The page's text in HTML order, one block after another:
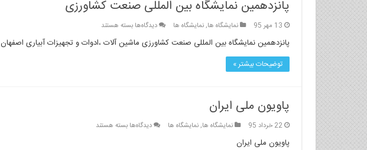
بین
صنعت
سیمان
و
پانزدهمین نمایشگاه بین المللی صنعت کشاورزی
13 مهر 95 نمایشگاه ها,نمایشگاه ها دیدگاه‌ها برای
پانزدهمین
نمایشگاه
بسته هستند
پانزدهمین نمایشگاه بین المللی صنعت کشاورزی ماشین آلات ،ادوات و تجهیزات آبیاری اصفهان
توضیحات بیشتر »
پاویون ملی ایران
22 خرداد 95 نمایشگاه ها,نمایشگاه ها دیدگاه‌ها برای
بسته هستند
پاویون ملی ایران